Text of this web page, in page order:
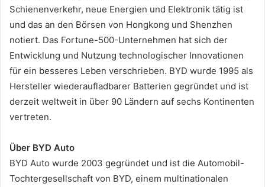
Schienenverkehr, neue Energien und Elektronik tätig ist
und das an den Börsen von Hongkong und Shenzhen
notiert. Das Fortune-500-Unternehmen hat sich der
Entwicklung und Nutzung technologischer Innovationen
für ein besseres Leben verschrieben. BYD wurde 1995 als
Hersteller wiederaufladbarer Batterien gegründet und ist
derzeit weltweit in über 90 Ländern auf sechs Kontinenten
vertreten.
Über BYD Auto
BYD Auto wurde 2003 gegründet und ist die Automobil-
Tochtergesellschaft von BYD, einem multinationalen